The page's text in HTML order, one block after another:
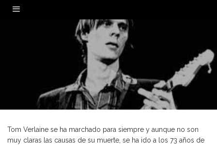
0
Tom Verlaine se ha marchado para siempre y aunque no son
muy claras las causas de su muerte, se ha ido a los 73 años de